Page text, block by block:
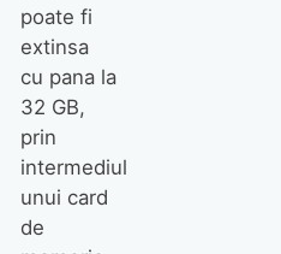
poate fi
extinsa
cu pana la
32 GB,
prin
intermediul
unui card
de